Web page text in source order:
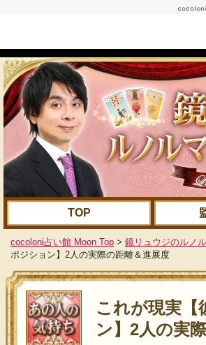
TOP
cocoloni占い館 Moon Top > 鏡リュウジのルノ
ポジション】2人の実際の距離＆進展度
これが現実【
ン】2人の実